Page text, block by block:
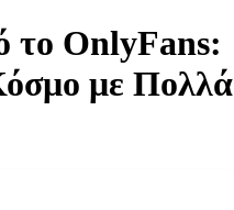
το OnlyFans:
με Πολλά